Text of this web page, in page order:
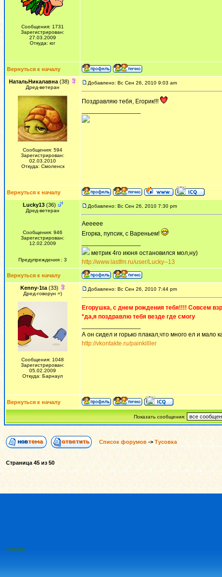
Сообщения: 1731
Зарегистрирован:
27.03.2009
Откуда: юг
Вернуться к началу
НатальНикалавна (38)
Дред-ветеран
Сообщения: 594
Зарегистрирован:
02.03.2010
Откуда: Смоленск
Добавлено: Вс Сен 26, 2010 9:03 am
Поздравляю тебя, Егорик!!!
Вернуться к началу
Lucky13(36)
Дред-ветеран
Сообщения: 946
Зарегистрирован:
12.02.2009
Предупреждения : 3
Добавлено: Вс Сен 26, 2010 7:30 pm
Аеееее
Егорка, пупсик, с Вареньем!
метрик 4го июня остановился мол,ну)
http://www.lastfm.ru/user/Lucky--13
Вернуться к началу
Kenny-1ta(33)
Дред-говорун =)
Сообщения: 1048
Зарегистрирован:
05.02.2009
Откуда: Барнаул
Добавлено: Вс Сен 26, 2010 7:44 pm
Егорушка, с днем рождения тебя!!!! Совсем
*да,я поздравлю тебя везде где смогу
А он сидел и горько плакал,что много ел и мало
http://vkontakte.ru/painkilller
Вернуться к началу
Показать сообщения:
Список форумов -> Тусовка
Страница45 из 50
© Dread.ru